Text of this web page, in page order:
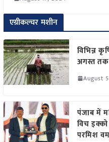
एग्रीकल्चर मशीन
विभिन्न
अगस्त तक
August
पंजाब में
विच
परमिश